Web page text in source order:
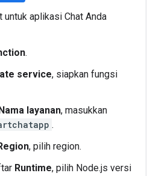
untuk aplikasi Chat Anda
.
service, siapkan fungsi
layanan, masukkan
.
, pilih region.
Runtime, pilih Node.js versi